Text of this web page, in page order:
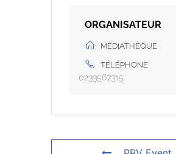
ORGANISATEUR
MÉDIATHÈQUE
TÉLÉPHONE
0233567315